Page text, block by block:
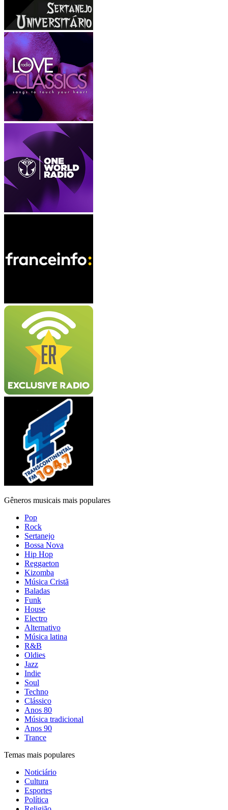
Gêneros musicais mais populares
Pop
Rock
Sertanejo
Bossa Nova
Hip Hop
Reggaeton
Kizomba
Música Cristã
Baladas
Funk
House
Electro
Alternativo
Música latina
R&B
Oldies
Jazz
Indie
Soul
Techno
Clássico
Anos 80
Música tradicional
Anos 90
Trance
Temas mais populares
Noticiário
Cultura
Esportes
Política